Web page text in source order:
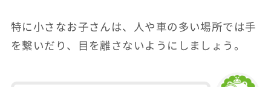
特に小さなお子さんは、人や車の多い場所では手
を繋いだり、目を離さないようにしましょう。